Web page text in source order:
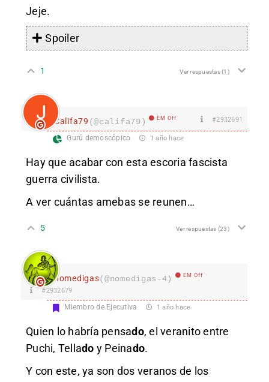
Jeje.
Spoiler
1 Ver respuestas(1)
Califa79 (@califa79) EM Off #2932691
Gurú demoscópico 1 año hace
Hay que acabar con esta escoria fascista
guerra civilista.
A ver cuántas amebas se reunen…
5 Ver respuestas (23)
nomedigas(@nomedigas-4) EM Off
#2932679
Miembro de Ejecutiva 1 año hace
Quien lo habría pensado, el veranito entre
Puchi, Tellado y Peinado.
Y con este, ya son dos veranos de los